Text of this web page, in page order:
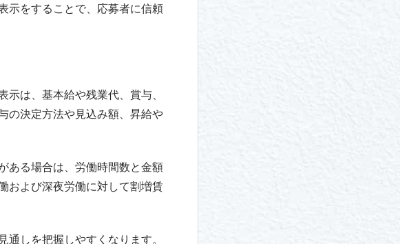
示をすることで、応募者に信頼
は、基本給や残業代、賞与、
の決定方法や見込み額、昇給や
ある場合は、労働時間数と金額
および深夜労働に対して割増賃
しを把握しやすくなります。